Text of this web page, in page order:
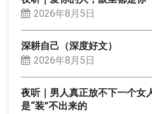
2026年8月5日
深耕自己（深度好文）
2026年8月5日
夜听｜男人真正放不下一个女
是“装”不出来的